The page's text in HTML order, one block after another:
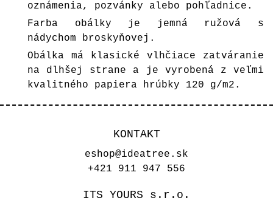
oznámenia, pozvánky alebo pohľadnice.
Farba obálky je jemná ružová s
nádychom broskyňovej.
Obálka má klasické vlhčiace zatváranie
na dlhšej strane a je vyrobená z veľmi
kvalitného papiera hrúbky 120 g/m2.
KONTAKT
eshop@ideatree.sk
+421 911 947 556
ITS YOURS s.r.o.